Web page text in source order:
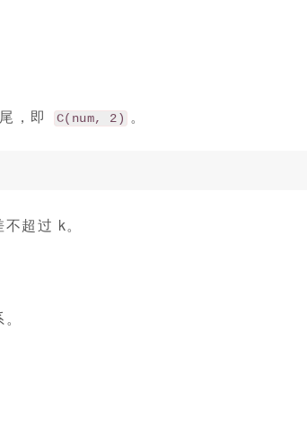
，即
C(num, 2) 。
超过 k。